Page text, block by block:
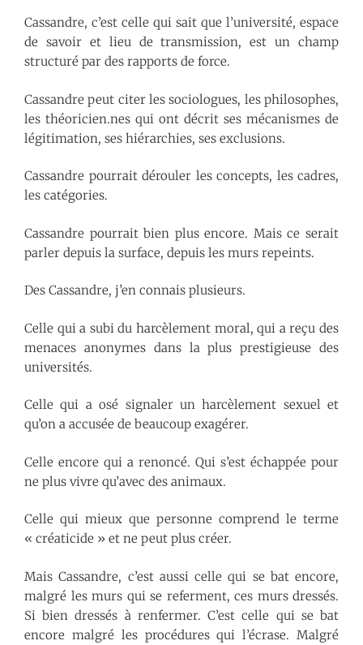
Cassandre, c’est celle qui sait que l’université, espace
de savoir et lieu de transmission, est un champ
structuré par des rapports de force.
Cassandre peut citer les sociologues, les philosophes,
les théoricien.nes qui ont décrit ses mécanismes de
légitimation, ses hiérarchies, ses exclusions.
Cassandre pourrait dérouler les concepts, les cadres,
les catégories.
Cassandre pourrait bien plus encore. Mais ce serait
parler depuis la surface, depuis les murs repeints.
Des Cassandre, j’en connais plusieurs.
Celle qui a subi du harcèlement moral, qui a reçu des
menaces anonymes dans la plus prestigieuse des
universités.
Celle qui a osé signaler un harcèlement sexuel et
qu’on a accusée de beaucoup exagérer.
Celle encore qui a renoncé. Qui s’est échappée pour
ne plus vivre qu’avec des animaux.
Celle qui mieux que personne comprend le terme
« créaticide » et ne peut plus créer.
Mais Cassandre, c’est aussi celle qui se bat encore,
malgré les murs qui se referment, ces murs dressés.
Si bien dressés à renfermer. C’est celle qui se bat
encore malgré les procédures qui l’écrase. Malgré